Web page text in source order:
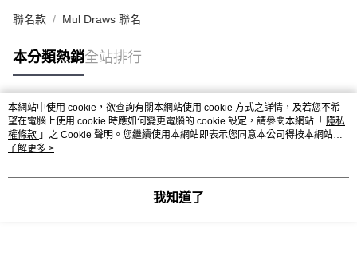
聯名款 Mul Draws 聯名
本分類熱銷全站排行
熱門標籤
本網站中使用 cookie，欲查詢有關本網站使用 cookie 方式之詳情，及若您不希
望在電腦上使用 cookie 時應如何變更電腦的 cookie 設定，請參閱本網站「 隱私
權條款 」之 Cookie 聲明。您繼續使用本網站即表示您同意本公司得按本網站使
用條款之 Cookie 聲明使用 cookie。
了解更多 >
我知道了